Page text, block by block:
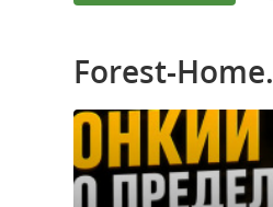
Forest-Home.